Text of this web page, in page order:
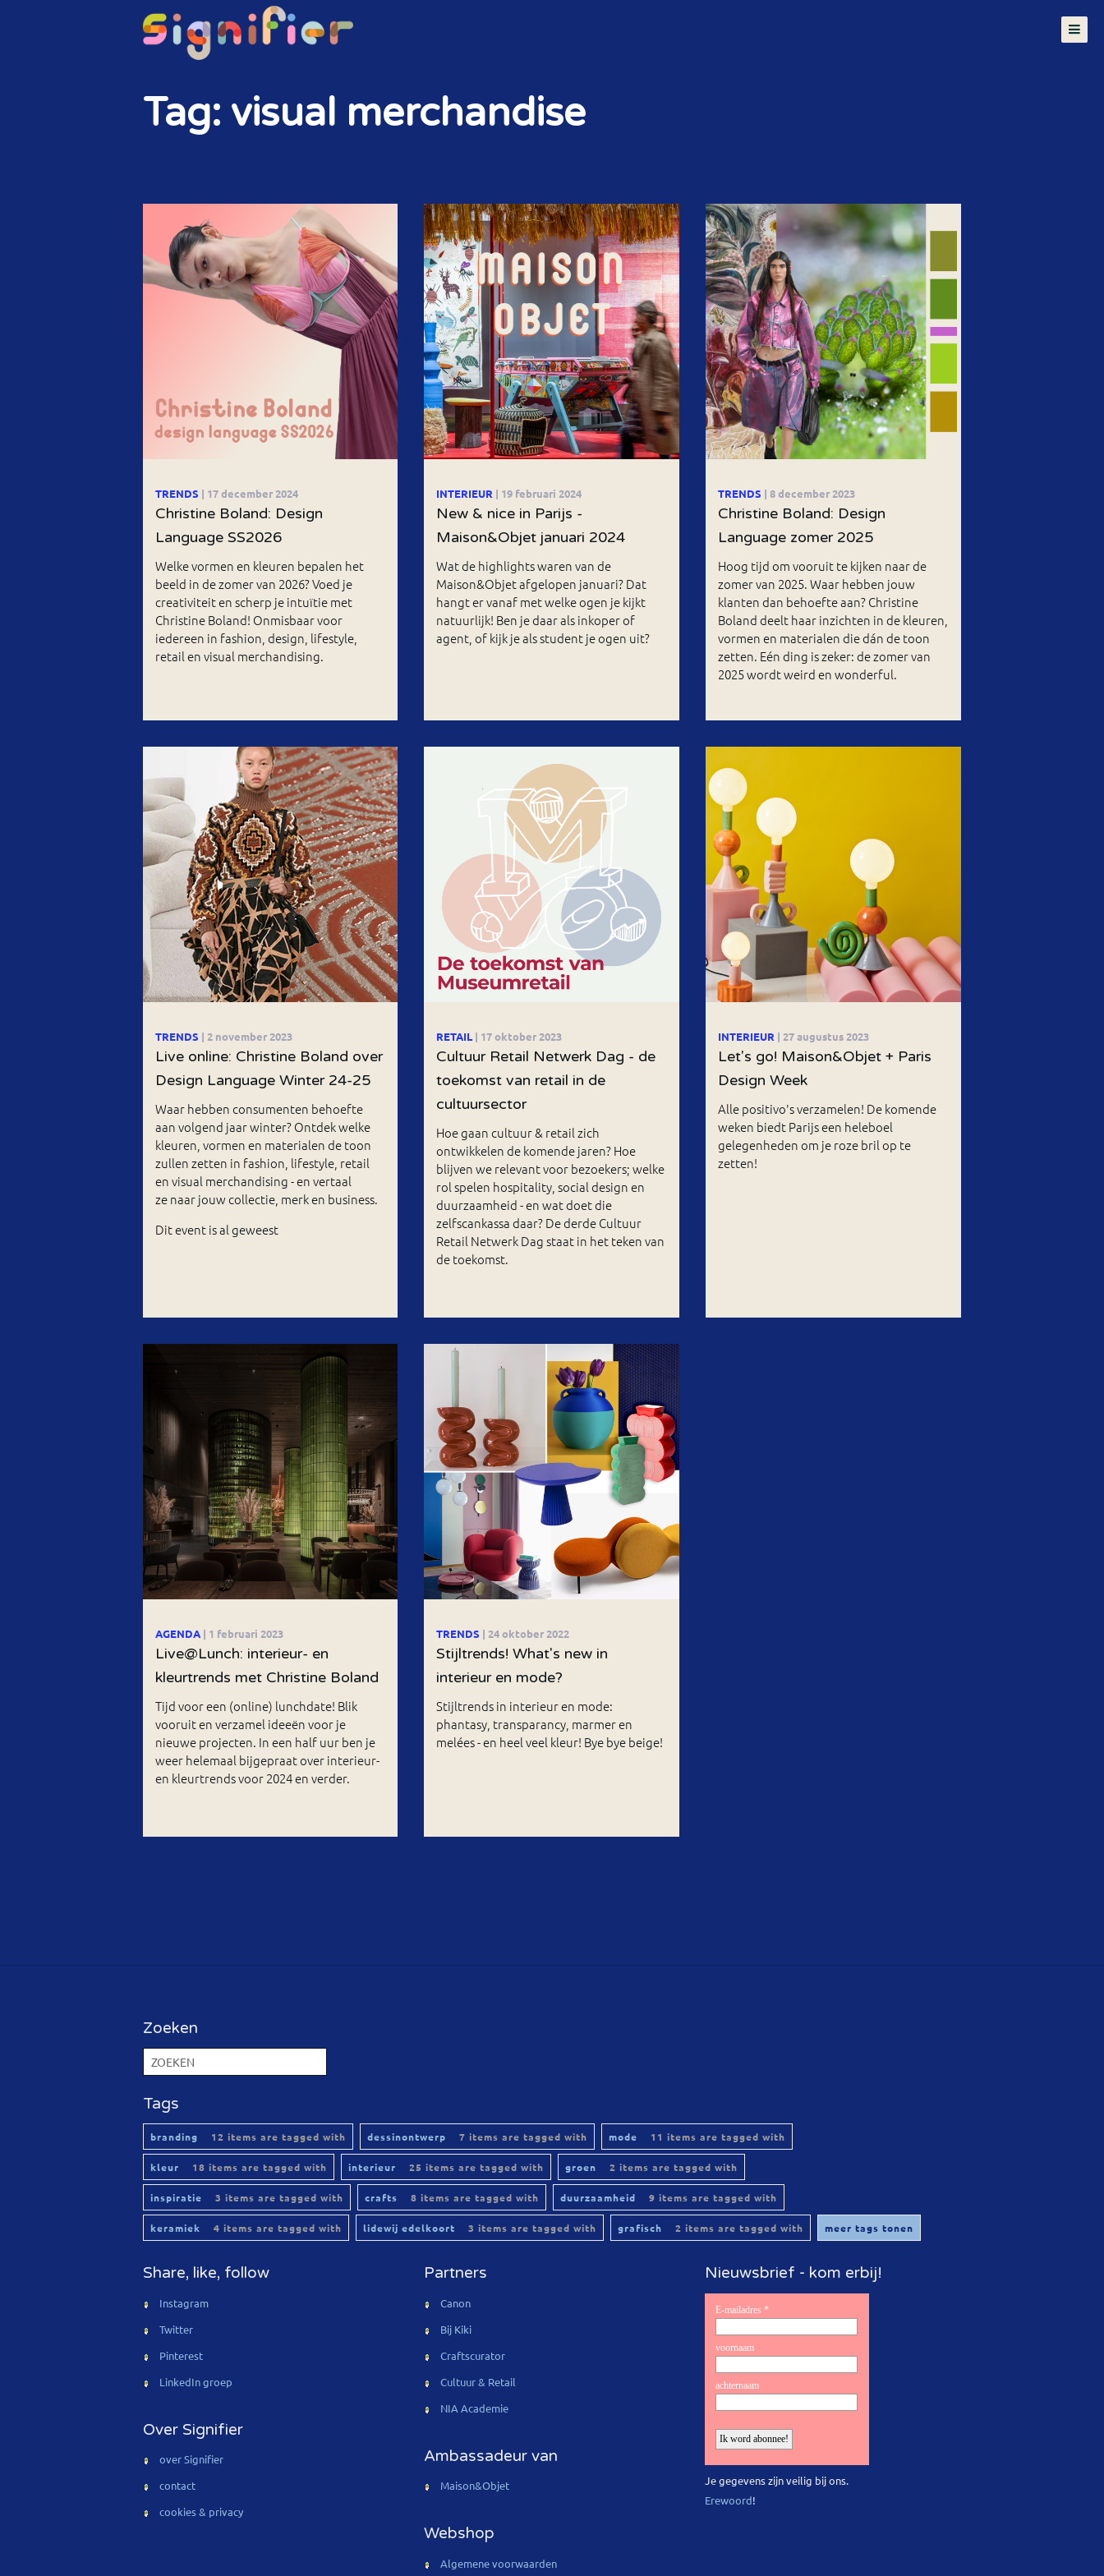
STORIES & SIGNALS
NIEUWSBRIEF
OP DE AGENDA
Tag: visual merchandise
TRENDS | 17 december 2024
Christine Boland: Design
Language SS2026
Welke vormen en kleuren bepalen het
beeld in de zomer van 2026? Voed je
creativiteit en scherp je intuïtie met
Christine Boland! Onmisbaar voor
iedereen in fashion, design, lifestyle,
retail en visual merchandising.
INTERIEUR | 19 februari 2024
New & nice in Parijs -
Maison&Objet januari 2024
Wat de highlights waren van de
Maison&Objet afgelopen januari? Dat
hangt er vanaf met welke ogen je kijkt
natuurlijk! Ben je daar als inkoper of
agent, of kijk je als student je ogen uit?
TRENDS | 8 december 2023
Christine Boland: Design
Language zomer 2025
Hoog tijd om vooruit te kijken naar de
zomer van 2025. Waar hebben jouw
klanten dan behoefte aan? Christine
Boland deelt haar inzichten in de kleuren,
vormen en materialen die dán de toon
zetten. Eén ding is zeker: de zomer van
2025 wordt weird en wonderful.
TRENDS | 2 november 2023
Live online: Christine Boland over
Design Language Winter 24-25
Waar hebben consumenten behoefte
aan volgend jaar winter? Ontdek welke
kleuren, vormen en materialen de toon
zullen zetten in fashion, lifestyle, retail
en visual merchandising - en vertaal
ze naar jouw collectie, merk en business.
Dit event is al geweest
RETAIL | 17 oktober 2023
Cultuur Retail Netwerk Dag - de
toekomst van retail in de
cultuursector
Hoe gaan cultuur & retail zich
ontwikkelen de komende jaren? Hoe
blijven we relevant voor bezoekers; welke
rol spelen hospitality, social design en
duurzaamheid - en wat doet die
zelfscankassa daar? De derde Cultuur
Retail Netwerk Dag staat in het teken van
de toekomst.
INTERIEUR | 27 augustus 2023
Let's go! Maison&Objet + Paris
Design Week
Alle positivo's verzamelen! De komende
weken biedt Parijs een heleboel
gelegenheden om je roze bril op te
zetten!
AGENDA | 1 februari 2023
Live@Lunch: interieur- en
kleurtrends met Christine Boland
Tijd voor een (online) lunchdate! Blik
vooruit en verzamel ideeën voor je
nieuwe projecten. In een half uur ben je
weer helemaal bijgepraat over interieur-
en kleurtrends voor 2024 en verder.
TRENDS | 24 oktober 2022
Stijltrends! What's new in
interieur en mode?
Stijltrends in interieur en mode:
phantasy, transparancy, marmer en
melées - en heel veel kleur! Bye bye beige!
Zoeken
Tags
branding 12 items are tagged with dessinontwerp 7 items are tagged with mode 11 items are tagged with
kleur 18 items are tagged with interieur 25 items are tagged with groen 2 items are tagged with
inspiratie 3 items are tagged with crafts 8 items are tagged with duurzaamheid 9 items are tagged with
keramiek 4 items are tagged with lidewij edelkoort 3 items are tagged with grafisch 2 items are tagged with meer tags tonen
Share, like, follow
Instagram
Twitter
Pinterest
LinkedIn groep
Over Signifier
over Signifier
contact
cookies & privacy
Partners
Canon
Bij Kiki
Craftscurator
Cultuur & Retail
NIA Academie
Ambassadeur van
Maison&Objet
Webshop
Algemene voorwaarden
Nieuwsbrief - kom erbij!
Je gegevens zijn veilig bij ons.
Erewoord!